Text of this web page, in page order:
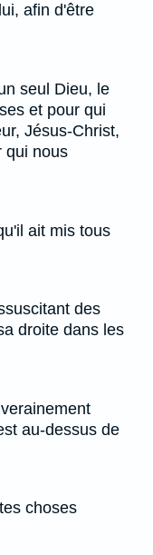
afin d'être
seul Dieu, le
et pour qui
Jésus-Christ,
qui nous
ait mis tous
des
droite dans les
au-dessus de
choses